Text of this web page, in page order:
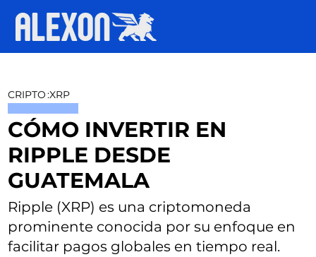
CRIPTO:XRP
CÓMO INVERTIR EN
RIPPLE DESDE
GUATEMALA
Ripple (XRP) es una criptomoneda
prominente conocida por su enfoque en
facilitar pagos globales en tiempo real.